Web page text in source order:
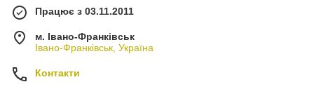
Працює з 03.11.2011
м. Івано-Франківськ
Івано-Франківськ, Україна
Контакти